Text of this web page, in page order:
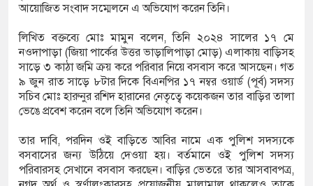
পূর্ববিরোধের জেরে দুই পক্ষের সংঘর্ষ, আহত ৩০
পানিতে ডুবে গৃহবধূর মৃত্যু
রাজি না হওয়ায় তরুণীকে ‘চোর’ সাজিয়ে
আয়োজিত সংবাদ সম্মেলনে এ অভিযোগ করেন তিনি।
লিখিত বক্তব্যে মোঃ মামুন বলেন, তিনি ২০২৪ সালের ১৭ মে
নওদাপাড়া (জিয়া পার্কের উত্তর ভাড়ালিপাড়া মোড়) এলাকায় বাড়িসহ
সাড়ে ৩ কাঠা জমি ক্রয় করে পরিবার নিয়ে বসবাস করে আসছেন। গত
৯ জুন রাত সাড়ে ৮টার দিকে বিএনপির ১৭ নম্বর ওয়ার্ড (পূর্ব) সদস্য
সচিব মোঃ হারুনুর রশিদ হারানের নেতৃত্বে কয়েকজন তার বাড়ির তালা
ভেঙে প্রবেশ করেন বলে তিনি অভিযোগ করেন।
তার দাবি, পরদিন ওই বাড়িতে আবির নামে এক পুলিশ সদস্যকে
বসবাসের জন্য উঠিয়ে দেওয়া হয়। বর্তমানে ওই পুলিশ সদস্য
পরিবারসহ সেখানে বসবাস করছেন। বাড়ির ভেতরে তার আসবাবপত্র,